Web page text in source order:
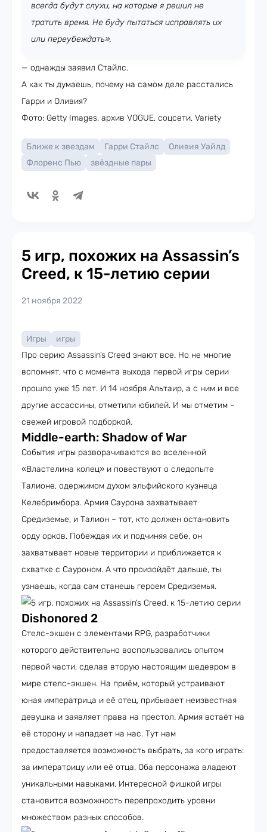
всегда будут слухи, на которые я решил не
тратить время. Не буду пытаться исправлять их
или переубеждать»,
— однажды заявил Стайлс.
А как ты думаешь, почему на самом деле расстались
Гарри и Оливия?
Фото: Getty Images, архив VOGUE, соцсети, Variety
Ближе к звездам Гарри Стайлс
Оливия Уайлд
Флоренс Пью
звёздные пары
5 игр, похожих на Assassin’s
Creed, к 15-летию серии
21 ноября 2022
Игры
игры
Про серию Assassin’s Creed знают все. Но не многие
вспомнят, что с момента выхода первой игры серии
прошло уже 15 лет. И 14 ноября Альтаир, а с ним и все
другие ассассины, отметили юбилей. И мы отметим –
свежей игровой подборкой.
Middle-earth: Shadow of War
События игры разворачиваются во вселенной
«Властелина колец» и повествуют о следопыте
Талионе, одержимом духом эльфийского кузнеца
Келебримбора. Армия Саурона захватывает
Средиземье, и Талион – тот, кто должен остановить
орду орков. Побеждая их и подчиняя себе, он
захватывает новые территории и приближается к
схватке с Сауроном. А что произойдёт дальше, ты
узнаешь, когда сам станешь героем Средиземья.
Dishonored 2
Стелс-экшен с элементами RPG, разработчики
которого действительно воспользовались опытом
первой части, сделав вторую настоящим шедевром в
мире стелс-экшен. На приём, который устраивают
юная императрица и её отец, прибывает неизвестная
девушка и заявляет права на престол. Армия встаёт на
её сторону и нападает на нас. Тут нам
предоставляется возможность выбрать, за кого играть:
за императрицу или её отца. Оба персонажа владеют
уникальными навыками. Интересной фишкой игры
становится возможность перепроходить уровни
множеством разных способов.